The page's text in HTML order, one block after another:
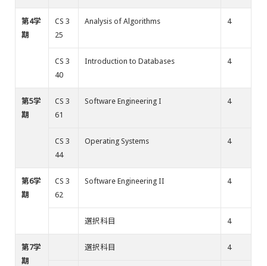
第4学
期
CS 3
25
Analysis of Algorithms 4
CS 3
40
Introduction to Databases 4
第5学
期
CS 3
61
Software Engineering I 4
CS 3
44
Operating Systems 4
第6学
期
CS 3
62
Software Engineering II 4
選択科目 4
第7学
期
選択科目 4